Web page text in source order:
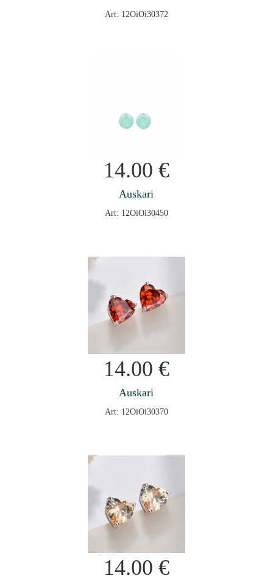
Art: 12OiOi30372
14.00 €
Auskari
Art: 12OiOi30450
14.00 €
Auskari
Art: 12OiOi30370
14.00 €